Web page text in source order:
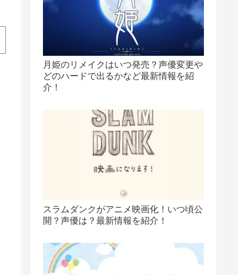
月姫のリメイクはいつ発売？声優変更や
どのハードで出るかなど最新情報を紹
介！
スラムダンクがアニメ映画化！いつ頃公
開？声優は？最新情報を紹介！